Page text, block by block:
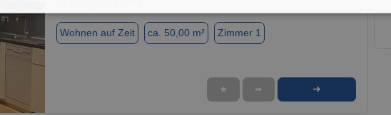
1 / 6
Wohnen auf Zeit ca. 50,00 m² Zimmer 1
★ ➦ ➜